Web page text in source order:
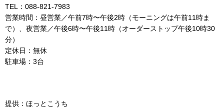
TEL：088-821-7983
営業時間：昼営業／午前7時〜午後2時（モーニングは午前11時ま
で）、夜営業／午後6時〜午後11時（オーダーストップ午後10時30
分）
定休日：無休
駐車場：3台
提供：ほっとこうち